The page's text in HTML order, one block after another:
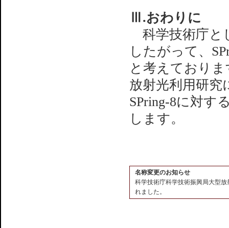
Ⅲ.おわりに
科学技術庁と
したがって、
と考えており
放射光利用研
SPring-8に対す
します。
名称変更のお知らせ
科学技術庁科学技術振興局大型放
れました。